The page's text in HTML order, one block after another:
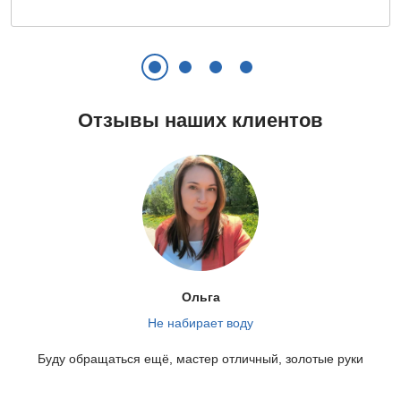
Отзывы наших клиентов
Ольга
Не набирает воду
Буду обращаться ещё, мастер отличный, золотые руки